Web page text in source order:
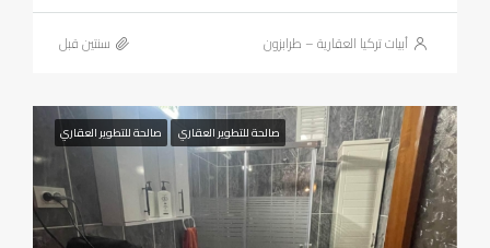
أبيات تركيا العقارية – طرابزون ‏سنتين قبل
صالحة للتطوير العقاري صالحة للتطوير العقاري